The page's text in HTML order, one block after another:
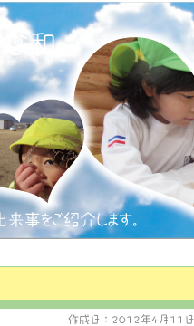
作成日： 2012年4月11日